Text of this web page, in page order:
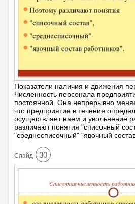
Показатели наличия и движения
Численность персонала
постоянной. Она непрерывно
что предприятие в течение
осуществляет наем и увольнение
различают понятия "списочный
"среднесписочный" "явочный
Cлайд 30